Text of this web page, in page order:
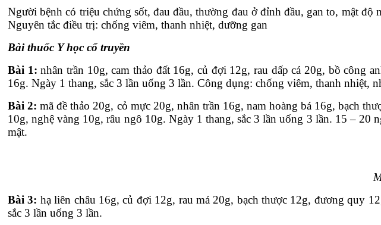
Người bệnh có triệu chứng sốt, đau đầu, thường đau ở đỉnh đầu, gan to, mật
Nguyên tắc điều trị: chống viêm, thanh nhiệt, dưỡng gan
Bài thuốc Y học cổ truyền
Bài 1:nhân trần 10g, cam thảo đất 16g, củ đợi 12g, rau dấp cá 20g, bồ công
16g. Ngày 1 thang, sắc 3 lần uống 3 lần. Công dụng: chống viêm, thanh nhiệt,
Bài 2: mã đề thảo 20g, cỏ mực 20g, nhân trần 16g, nam hoàng bá 16g, bạch
10g, nghệ vàng 10g, râu ngô 10g. Ngày 1 thang, sắc 3 lần uống 3 lần. 15 –
mật.
Bài 3: hạ liên châu 16g, củ đợi 12g, rau má 20g, bạch thược 12g, đương quy
sắc 3 lần uống 3 lần.